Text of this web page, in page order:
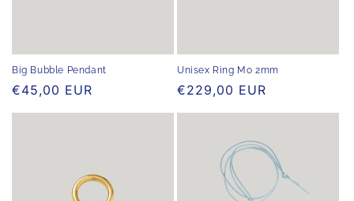
Big Bubble Pendant
Normaler
Preis
€45,00 EUR
Unisex Ring Mo 2mm
Normaler
Preis
€229,00 EUR